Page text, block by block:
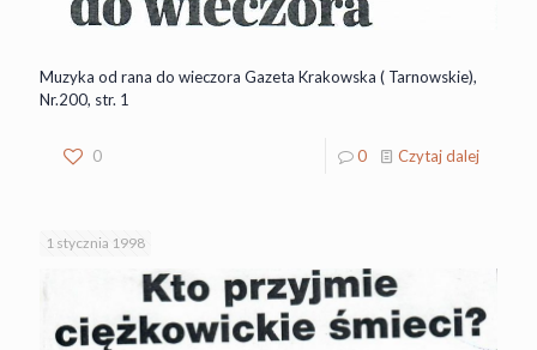
Muzyka od rana do wieczora Gazeta Krakowska ( Tarnowskie),
Nr.200, str. 1
0 0 Czytaj dalej
1 stycznia 1998